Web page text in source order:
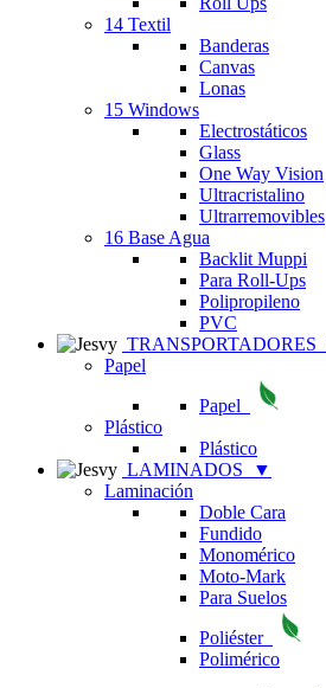
14 Textil
Banderas
Canvas
Lonas
15 Windows
Electrostáticos
Glass
One Way Vision
Ultracristalino
Ultrarremovibles
16 Base Agua
Backlit Muppi
Para Roll-Ups
Polipropileno
PVC
TRANSPORTADORES
Papel
Papel
Plástico
Plástico
LAMINADOS
▼
Laminación
Doble Cara
Fundido
Monomérico
Moto-Mark
Para Suelos
Poliéster
Polimérico